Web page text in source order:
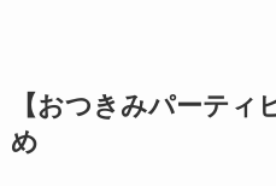
【おつきみパーティ
め